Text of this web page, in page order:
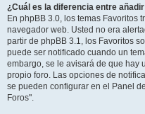
¿Cuál es la diferencia entre
En phpBB 3.0, los temas Favoritos
navegador web. Usted no era
partir de phpBB 3.1, los Favoritos
puede ser notificado cuando un
embargo, se le avisará de que hay
propio foro. Las opciones de
se pueden configurar en el Panel
Foros".